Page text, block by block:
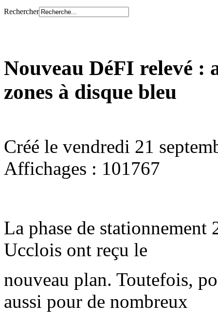
Rechercher
Nouveau DéFI relevé :
zones à disque bleu
Créé le vendredi 21
Affichages : 101767
La phase de stationnement
Ucclois ont reçu le
nouveau plan. Toutefois,
aussi pour de nombreux